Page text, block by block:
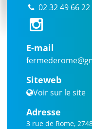
02 32 49 66 22
E-mail
Siteweb
Voir sur le site
Adresse
3 rue de Rome,